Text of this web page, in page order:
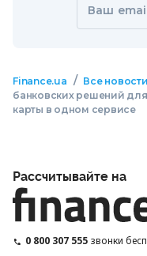
Ваш
Finance.ua / Все новости
банковских решений
карты в одном сервисе
Рассчитывайте на
0 800 307 555 звонки